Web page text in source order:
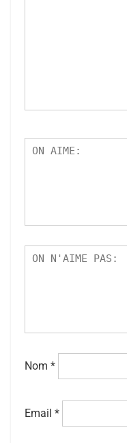
Nom *
Email *